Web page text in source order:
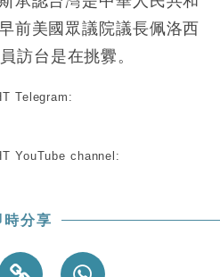
點後回穩 全周仍升近2%
前美國眾議院議長佩洛西
訪台是在挑釁。
Telegram:
YouTube channel:
時分享